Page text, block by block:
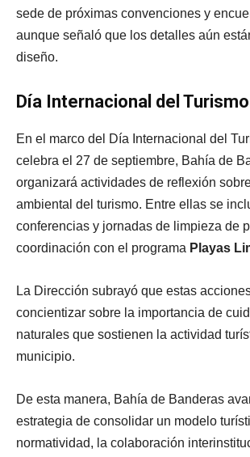
sede de próximas convenciones y
aunque señaló que los detalles aún
diseño.
Día Internacional del Turismo
En el marco del Día Internacional del
celebra el 27 de septiembre, Bahía de
organizará actividades de reflexión
ambiental del turismo. Entre ellas se
conferencias y jornadas de limpieza de
coordinación con el programa Playas
La Dirección subrayó que estas
concientizar sobre la importancia de
naturales que sostienen la actividad
municipio.
De esta manera, Bahía de Banderas
estrategia de consolidar un modelo
normatividad, la colaboración